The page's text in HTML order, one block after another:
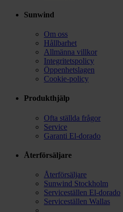
Sunwind
Om oss
Hållbarhet
Allmänna villkor
Integritetspolicy
Öppenhetslagen
Cookie-policy
Produkthjälp
Ofta ställda frågor
Service
Garanti El-dorado
Återförsäljare
Återförsäljare
Sunwind Stockholm
Serviceställen El-dorado
Serviceställen Wallas